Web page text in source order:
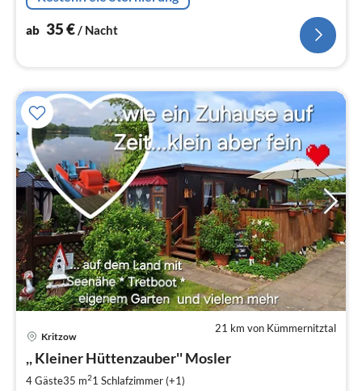
ab 35€/ Nacht
21 km von Kümmernitztal
Kritzow
,, Kleiner Hüttenzauber'' Mosler
4 Gäste35 m21 Schlafzimmer (+1)